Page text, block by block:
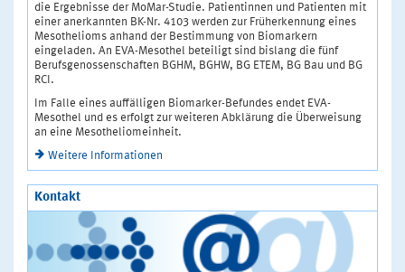
die Ergebnisse der MoMar-Studie. Patientinnen und Patienten mit
einer anerkannten BK-Nr. 4103 werden zur Früherkennung eines
Mesothelioms anhand der Bestimmung von Biomarkern
eingeladen. An EVA-Mesothel beteiligt sind bislang die fünf
Berufsgenossenschaften BGHM, BGHW, BG ETEM, BG Bau und BG
RCI.
Im Falle eines auffälligen Biomarker-Befundes endet EVA-
Mesothel und es erfolgt zur weiteren Abklärung die Überweisung
an eine Mesotheliomeinheit.
Weitere Informationen
Kontakt